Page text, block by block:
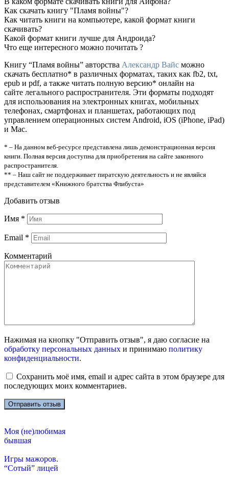
Как скачать книгу "Пламя войны"?
Как читать книги на компьютере, какой формат книги
скачивать?
Какой формат книги лучше для Андроида?
Что еще интересного можно почитать ?
Книгу “Пламя войны” авторства Александр Вайс можно
скачать бесплатно* в различных форматах, таких как fb2, txt,
epub и pdf, а также читать полную версию* онлайн на
сайте легального распространителя. Эти форматы подходят
для использования на электронных книгах, мобильных
телефонах, смартфонах и планшетах, работающих под
управлением операционных систем Android, iOS (iPhone, iPad)
и Mac.
* – На данном веб-ресурсе представлена лишь демонстрационная версия
книги. Полная версия доступна для приобретения на сайте законного
распространителя.
** – Наш сайт не поддерживает пиратскую деятельность и не являйся
представителем «Книжного братства Флибуста»
Добавить отзыв
Имя *
Email *
Комментарий
Нажимая на кнопку "Отправить отзыв", я даю согласие на
обработку персональных данных и принимаю политику
конфиденциальности.
Сохранить моё имя, email и адрес сайта в этом браузере для
последующих моих комментариев.
Моя (не)любимая
бывшая
Игры мажоров.
“Сотый” лицей